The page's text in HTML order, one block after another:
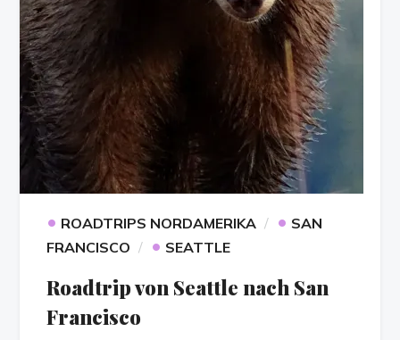
• ROADTRIPS NORDAMERIKA • SAN
FRANCISCO
• SEATTLE
Roadtrip von Seattle nach San
Francisco